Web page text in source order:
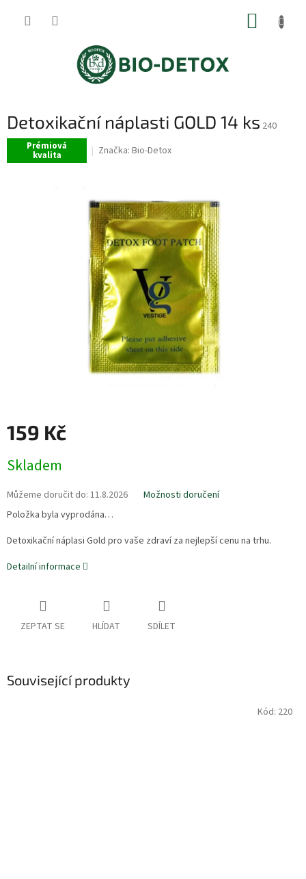
Detoxikační náplasti GOLD 14 ks 240
Prémiová
kvalita Značka: Bio-Detox
159 Kč
cena:
Skladem
Můžeme doručit do: 11.8.2026
Možnosti doručení
Položka byla vyprodána…
Detoxikační náplasi Gold pro vaše zdraví za nejlepší cenu na trhu.
Detailní informace
ZEPTAT SE HLÍDAT SDÍLET
Související produkty
Kód: 220